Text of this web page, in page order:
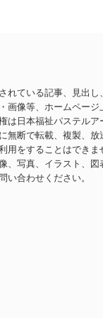
れている記事、見出し
画像等、ホームページ
は日本福祉パステルア
無断で転載、複製、放
用をすることはできま
、写真、イラスト、図
い合わせください。